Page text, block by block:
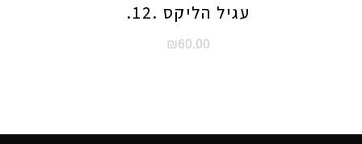
עגיל הליקס .12.
₪60.00